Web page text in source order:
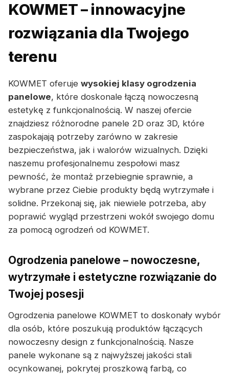
KOWMET – innowacyjne
rozwiązania dla Twojego
terenu
KOWMET oferuje wysokiej klasy ogrodzenia
panelowe, które doskonale łączą nowoczesną
estetykę z funkcjonalnością. W naszej ofercie
znajdziesz różnorodne panele 2D oraz 3D, które
zaspokajają potrzeby zarówno w zakresie
bezpieczeństwa, jak i walorów wizualnych. Dzięki
naszemu profesjonalnemu zespołowi masz
pewność, że montaż przebiegnie sprawnie, a
wybrane przez Ciebie produkty będą wytrzymałe i
solidne. Przekonaj się, jak niewiele potrzeba, aby
poprawić wygląd przestrzeni wokół swojego domu
za pomocą ogrodzeń od KOWMET.
Ogrodzenia panelowe – nowoczesne,
wytrzymałe i estetyczne rozwiązanie do
Twojej posesji
Ogrodzenia panelowe KOWMET to doskonały wybór
dla osób, które poszukują produktów łączących
nowoczesny design z funkcjonalnością. Nasze
panele wykonane są z najwyższej jakości stali
ocynkowanej, pokrytej proszkową farbą, co